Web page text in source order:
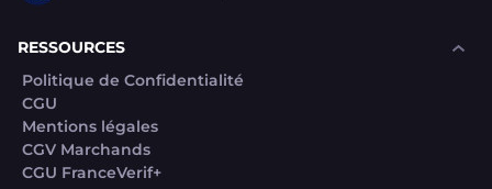
RESSOURCES
Politique de Confidentialité
CGU
Mentions légales
CGV Marchands
CGU FranceVerif+